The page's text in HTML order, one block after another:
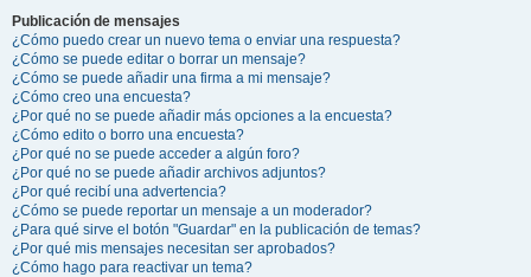
Publicación de mensajes
¿Cómo puedo crear un nuevo tema o enviar una respuesta?
¿Cómo se puede editar o borrar un mensaje?
¿Cómo se puede añadir una firma a mi mensaje?
¿Cómo creo una encuesta?
¿Por qué no se puede añadir más opciones a la encuesta?
¿Cómo edito o borro una encuesta?
¿Por qué no se puede acceder a algún foro?
¿Por qué no se puede añadir archivos adjuntos?
¿Por qué recibí una advertencia?
¿Cómo se puede reportar un mensaje a un moderador?
¿Para qué sirve el botón "Guardar" en la publicación de temas?
¿Por qué mis mensajes necesitan ser aprobados?
¿Cómo hago para reactivar un tema?